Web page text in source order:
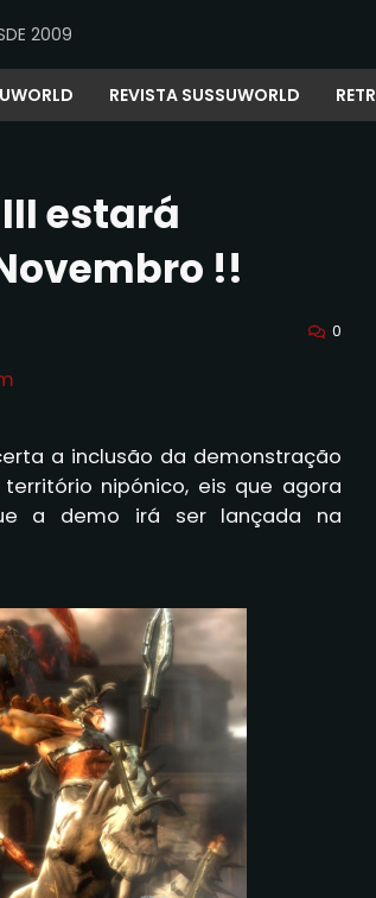
2009
REVISTA SUSSUWORLD
estará
!!
0
a inclusão da demonstração
nipónico, eis que agora
a demo irá ser lançada na